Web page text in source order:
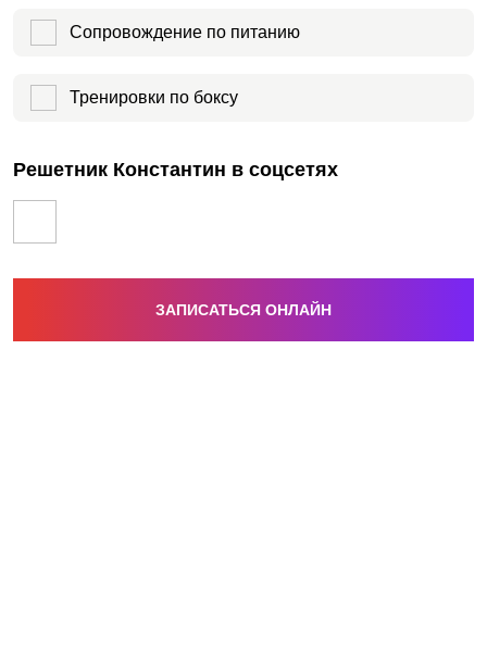
Сопровождение по питанию
Тренировки по боксу
Решетник Константин в соцсетях
ЗАПИСАТЬСЯ ОНЛАЙН